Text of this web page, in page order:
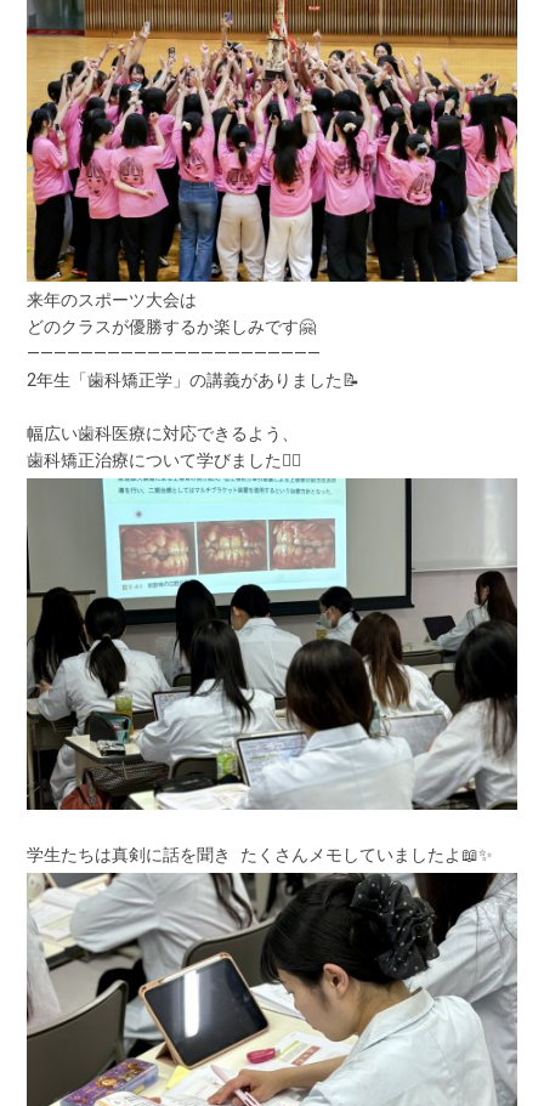
来年のスポーツ大会は
どのクラスが優勝するか楽しみです🤗
――――――――――――――――――――――
2年生「歯科矯正学」の講義がありました📝
幅広い歯科医療に対応できるよう、
歯科矯正治療について学びました💁‍♀️
学生たちは真剣に話を聞き たくさんメモしていましたよ📖✨